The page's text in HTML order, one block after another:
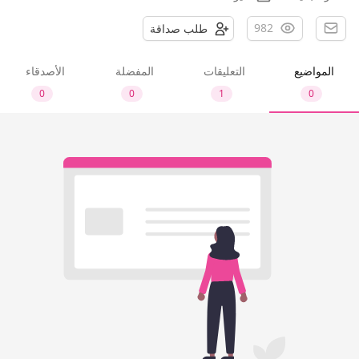
982 طلب صداقة
المواضيع
0
التعليقات
1
المفضلة
0
الأصدقاء
0